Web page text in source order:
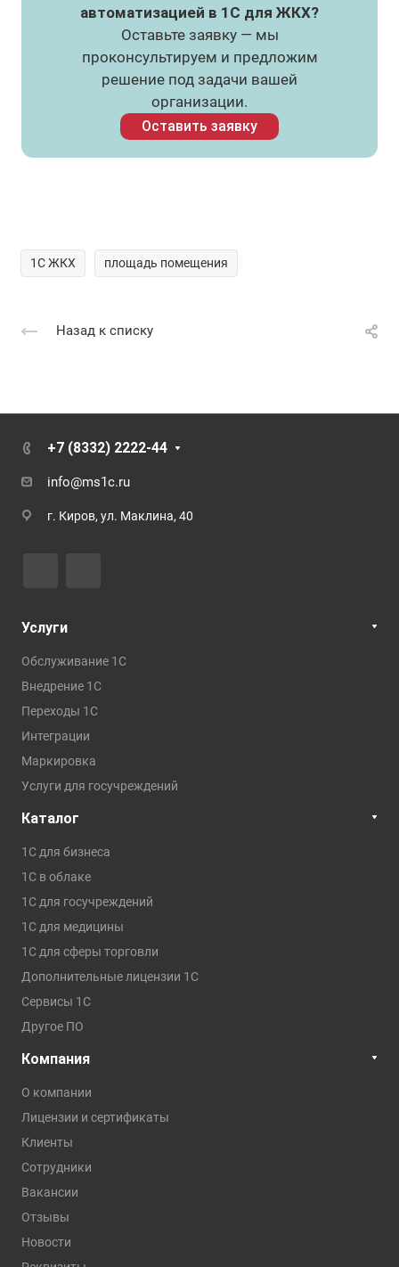
автоматизацией в 1С для ЖКХ?
Оставьте заявку — мы
проконсультируем и предложим
решение под задачи вашей
организации.
Оставить заявку
1С ЖКХ площадь помещения
Назад к списку
+7 (8332) 2222-44
info@ms1c.ru
г. Киров, ул. Маклина, 40
Услуги
Обслуживание 1С
Внедрение 1С
Переходы 1С
Интеграции
Маркировка
Услуги для госучреждений
Каталог
1С для бизнеса
1C в облаке
1С для госучреждений
1С для медицины
1С для сферы торговли
Дополнительные лицензии 1С
Сервисы 1С
Другое ПО
Компания
О компании
Лицензии и сертификаты
Клиенты
Сотрудники
Вакансии
Отзывы
Новости